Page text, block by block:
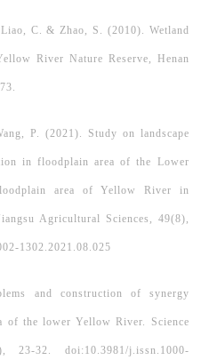
C. & Zhao, S. (2010). Wetland
River Nature Reserve, Henan
P. (2021). Study on landscape
in floodplain area of the Lower
area of Yellow River in
Agricultural Sciences, 49(8),
1302.2021.08.025
and construction of synergy
of the lower Yellow River. Science
23-32. doi:10.3981/j.issn.1000-